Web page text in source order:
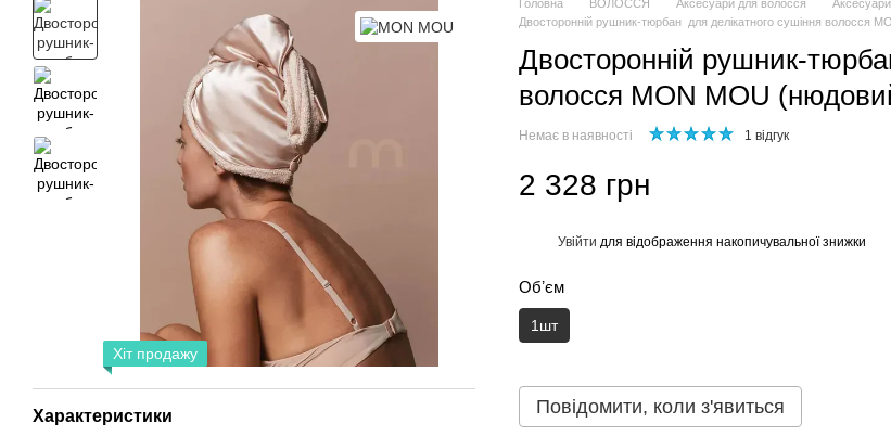
Хіт продажу
Характеристики
Головна ВОЛОССЯ Аксесуари для волосся
Двосторонній рушник-тюрбан для делікатного сушіння волосся
Двосторонній рушник-
волосся MON MOU
Немає в наявності 1 відгук
2 328 грн
Увійти для відображення накопичувальної знижки
Обʼєм
1шт
Повідомити, коли з'явиться